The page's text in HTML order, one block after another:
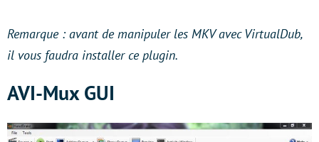
Remarque : avant de manipuler les MKV avec VirtualDub,
il vous faudra installer ce plugin.
AVI-Mux GUI